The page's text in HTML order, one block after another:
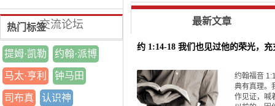
交流论坛
热门标签
提姆·凯勒 约翰·派博
马太·亨利 钟马田
司布真 认识神
最新文章
约 1:14-18 我们也见过他的荣光，
约翰福音
典有真理。
作见证，喊